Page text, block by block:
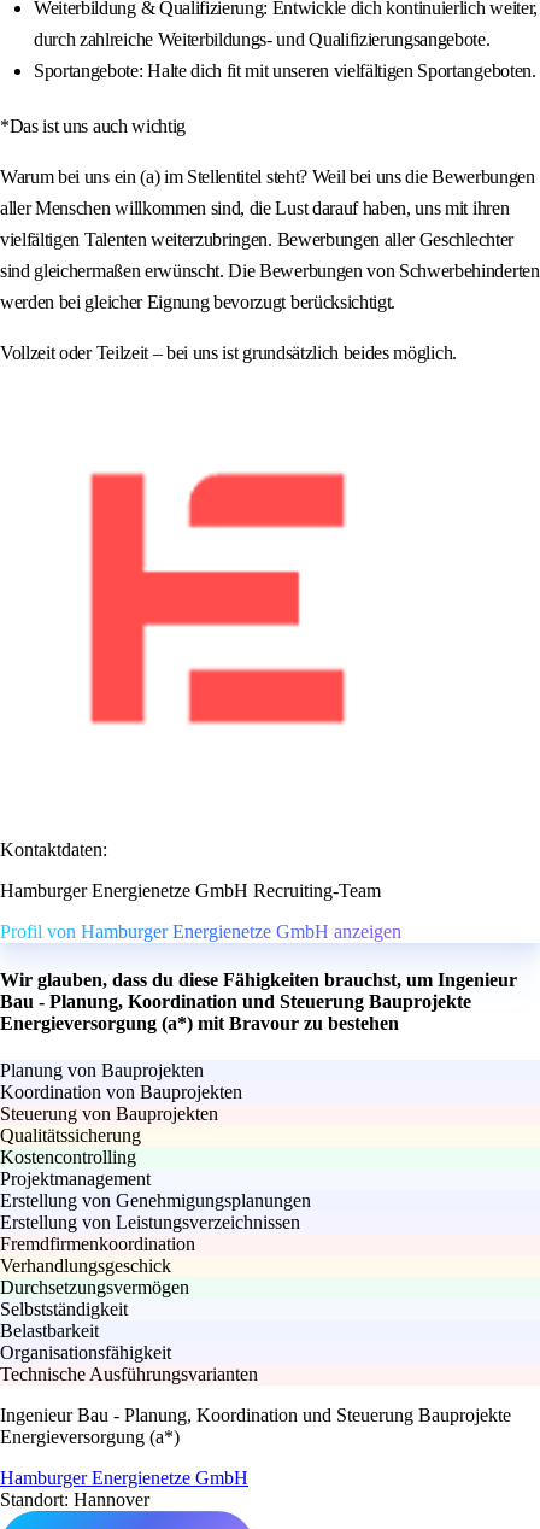
Weiterbildung & Qualifizierung: Entwickle dich kontinuierlich weiter,
durch zahlreiche Weiterbildungs- und Qualifizierungsangebote.
Sportangebote: Halte dich fit mit unseren vielfältigen Sportangeboten.
*Das ist uns auch wichtig
Warum bei uns ein (a) im Stellentitel steht? Weil bei uns die Bewerbungen
aller Menschen willkommen sind, die Lust darauf haben, uns mit ihren
vielfältigen Talenten weiterzubringen. Bewerbungen aller Geschlechter
sind gleichermaßen erwünscht. Die Bewerbungen von Schwerbehinderten
werden bei gleicher Eignung bevorzugt berücksichtigt.
Vollzeit oder Teilzeit – bei uns ist grundsätzlich beides möglich.
Kontaktdaten:
Hamburger Energienetze GmbH Recruiting-Team
Profil von Hamburger Energienetze GmbH anzeigen
Wir glauben, dass du diese Fähigkeiten brauchst, um Ingenieur
Bau - Planung, Koordination und Steuerung Bauprojekte
Energieversorgung (a*) mit Bravour zu bestehen
Planung von Bauprojekten
Koordination von Bauprojekten
Steuerung von Bauprojekten
Qualitätssicherung
Kostencontrolling
Projektmanagement
Erstellung von Genehmigungsplanungen
Erstellung von Leistungsverzeichnissen
Fremdfirmenkoordination
Verhandlungsgeschick
Durchsetzungsvermögen
Selbstständigkeit
Belastbarkeit
Organisationsfähigkeit
Technische Ausführungsvarianten
Ingenieur Bau - Planung, Koordination und Steuerung Bauprojekte
Energieversorgung (a*)
Hamburger Energienetze GmbH
Standort: Hannover